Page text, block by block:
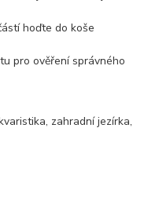
hoďte do koše
pro ověření správného
zahradní jezírka,